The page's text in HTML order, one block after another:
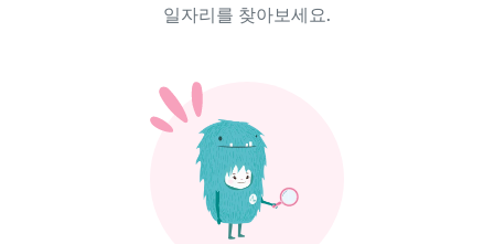
일자리를 찾아보세요.